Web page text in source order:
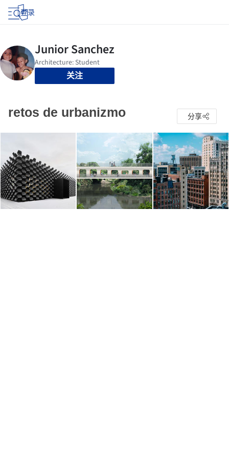
登录
关注
retos de urbanizmo 分享